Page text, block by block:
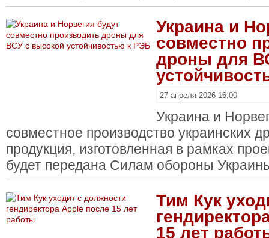
Украина и
совместно
дроны для
27 апреля 2026 16:00
Украина и
совместное производство украинских
продукция, изготовленная в рамках
будет передана Силам обороны
Тим Кук
15 лет